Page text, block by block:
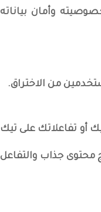
وأمان بياناته
من الاختراق.
أو تفاعلاتك على تيك
محتوى جذاب والتفاعل